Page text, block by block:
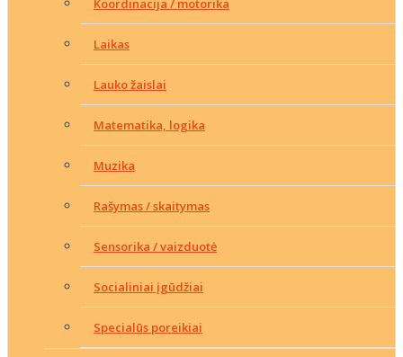
Koordinacija / motorika
Laikas
Lauko žaislai
Matematika, logika
Muzika
Rašymas / skaitymas
Sensorika / vaizduotė
Socialiniai įgūdžiai
Specialūs poreikiai